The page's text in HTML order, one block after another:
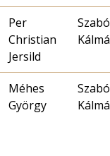
Per
Christian
Jersild
Szabó
Méhes
György
Szabó